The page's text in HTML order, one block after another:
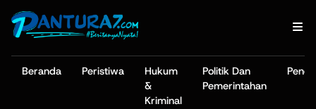
Beranda Peristiwa
Hukum
&
Kriminal
Politik Dan
Pemerintahan